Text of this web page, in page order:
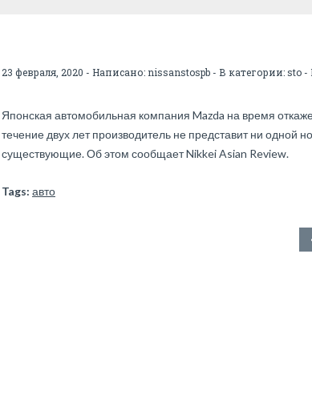
23 февраля, 2020 - Написано: nissanstospb - В категории:sto -
Японская автомобильная компания Mazda на время
течение двух лет производитель не представит ни одной
существующие. Об этом сообщает Nikkei Asian Review.
Tags: авто